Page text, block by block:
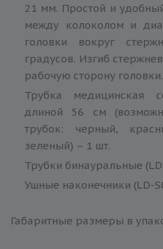
21 мм. Простой и
между колоколом и
головки вокруг
градусов. Изгиб
рабочую сторону головки.
Трубка медицинская
длиной 56 см
трубок: черный,
зеленый) – 1 шт.
Трубки бинауральные
Ушные наконечники (LD-
Габаритные размеры в